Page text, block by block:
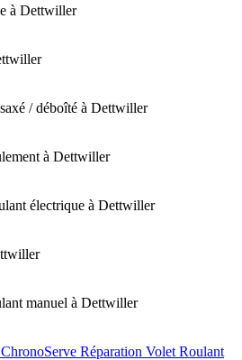
à Dettwiller
/ déboîté à Dettwiller
à Dettwiller
électrique à Dettwiller
manuel à Dettwiller
Réparation Volet Roulant